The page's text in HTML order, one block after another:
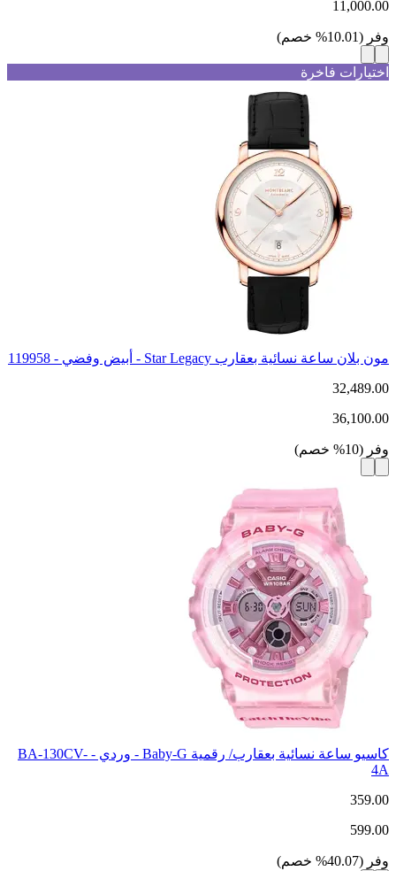
11,000.00
وفر (
10.01
% خصم)
اختيارات فاخرة
مون بلان ساعة نسائية بعقارب Star Legacy - أبيض وفضي - 119958
32,489.00
36,100.00
وفر (
10
% خصم)
كاسيو ساعة نسائية بعقارب/ رقمية Baby-G - وردي - BA-130CV-
4A
359.00
599.00
وفر (
40.07
% خصم)